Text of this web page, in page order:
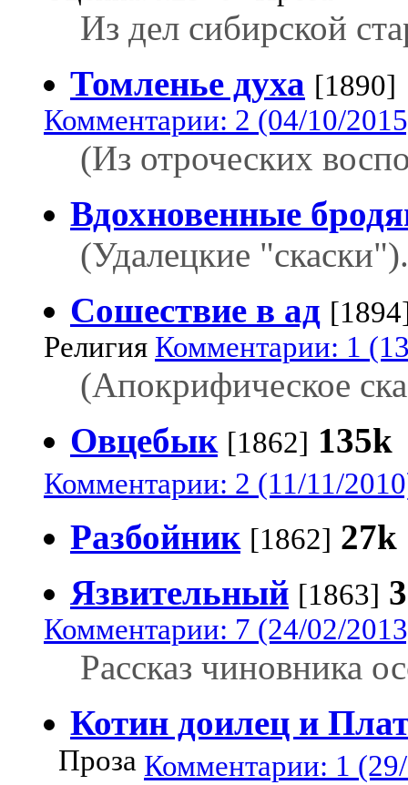
Из дел сибирской
Томленье духа [1890]
Комментарии: 2 (04/10/
(Из отроческих
Вдохновенные
(Удалецкие "скаски").
Сошествие в ад
Религия Комментарии: 1
(Апокрифическое
Овцебык [1862] 135k
Комментарии: 2 (11/11/
Разбойник [1862] 27k
Язвительный [1863]
Комментарии: 7 (24/02/
Рассказ чиновника
Котин доилец и
Проза Комментарии: 1